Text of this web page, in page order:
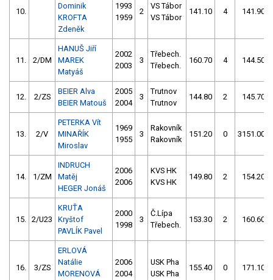
10.
Dominik
KROFTA
Zdeněk
1993
1959
2
VS Tábor
VS Tábor
141.10 4 141.90
11. 2/DM
HANUŠ Jiří
MAREK
Matyáš
2002
2003
3
Třebech.
Třebech.
160.70 4 144.50
12. 2/ZS
BEIER Alva
BEIER Matouš
2005
2004
3
Trutnov
Trutnov
144.80 2 145.70
13. 2/V
PETERKA Vít
MINAŘÍK
Miroslav
1969
1955
3
Rakovník
Rakovník
151.20 0 3151.00
14. 1/ZM
INDRUCH
Matěj
HEGER Jonáš
2006
2006
KVS HK
KVS HK
149.80 2 154.20
15. 2/U23
KRUŤA
Kryštof
PAVLÍK Pavel
2000
1998
3
Č.Lípa
Třebech.
153.30 2 160.60
16. 3/ZS
ERLOVÁ
Natálie
MORENOVÁ
2006
2004
USK Pha
USK Pha
155.40 0 171.10